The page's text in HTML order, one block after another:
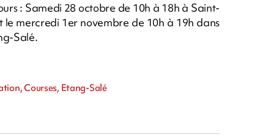
: Samedi 28 octobre de 10h à 18h à Saint-
mercredi 1er novembre de 10h à 19h dans
Salé.
Courses, Etang-Salé